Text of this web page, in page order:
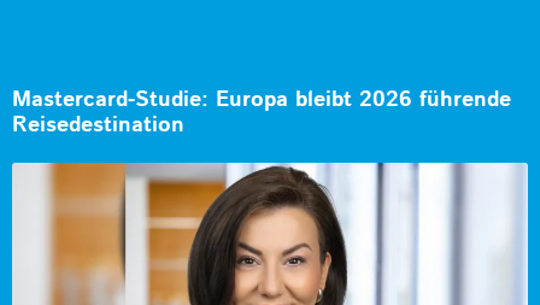
Mastercard-Studie: Europa bleibt 2026 führende
Reisedestination